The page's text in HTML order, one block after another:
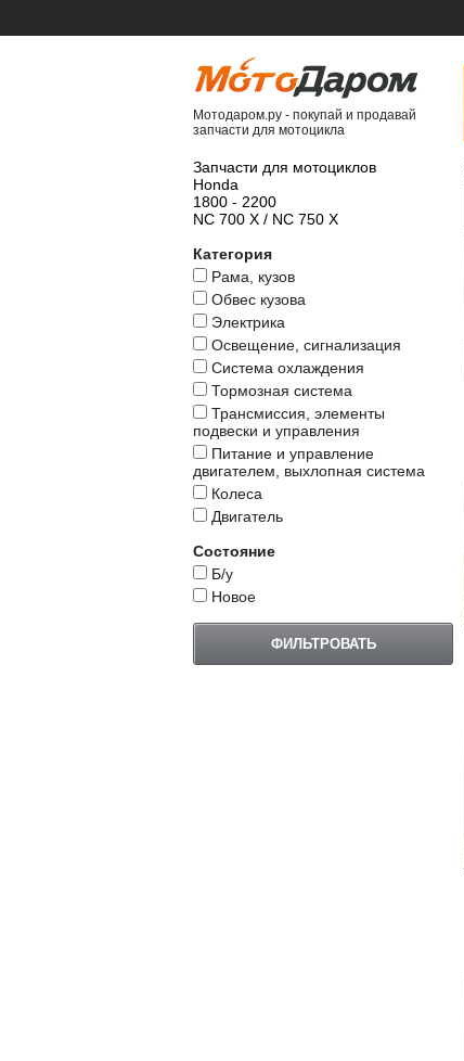
Мотодаром.ру - покупай и продавай
запчасти для мотоцикла
Запчасти для мотоциклов
Honda
1800 - 2200
NC 700 X / NC 750 X
Категория
Рама, кузов
Обвес кузова
Электрика
Освещение, сигнализация
Система охлаждения
Тормозная система
Трансмиссия, элементы
подвески и управления
Питание и управление
двигателем, выхлопная система
Колеса
Двигатель
Состояние
Б/у
Новое